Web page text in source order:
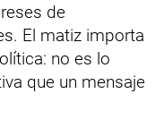
de
El matiz importa
no es lo
que un mensaje